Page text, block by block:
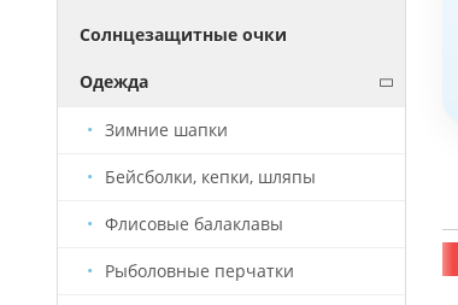
Солнцезащитные очки
Одежда
Зимние шапки
Бейсболки, кепки, шляпы
Флисовые балаклавы
Рыболовные перчатки